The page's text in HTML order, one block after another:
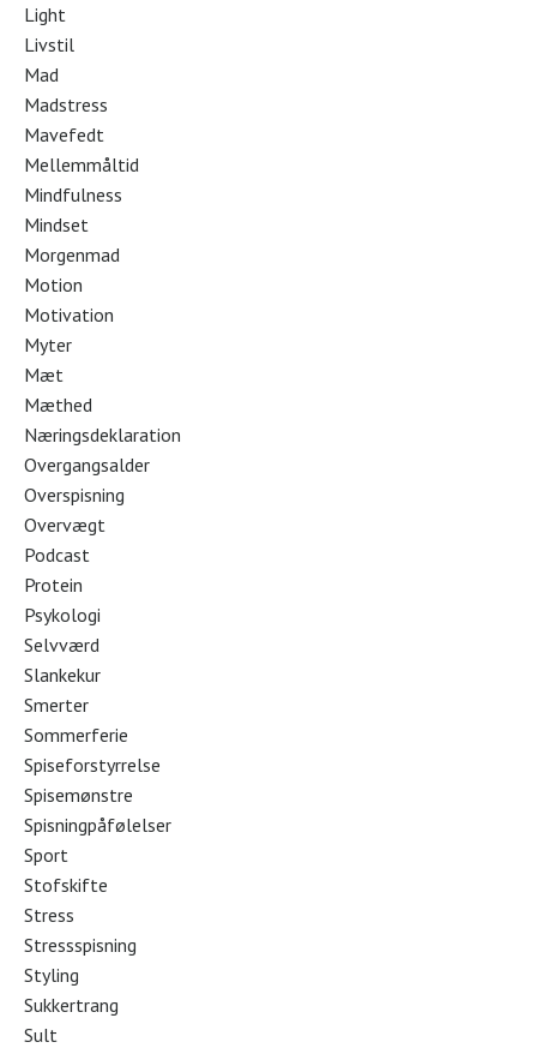
Light
Livstil
Mad
Madstress
Mavefedt
Mellemmåltid
Mindfulness
Mindset
Morgenmad
Motion
Motivation
Myter
Mæt
Mæthed
Næringsdeklaration
Overgangsalder
Overspisning
Overvægt
Podcast
Protein
Psykologi
Selvværd
Slankekur
Smerter
Sommerferie
Spiseforstyrrelse
Spisemønstre
Spisningpåfølelser
Sport
Stofskifte
Stress
Stressspisning
Styling
Sukkertrang
Sult